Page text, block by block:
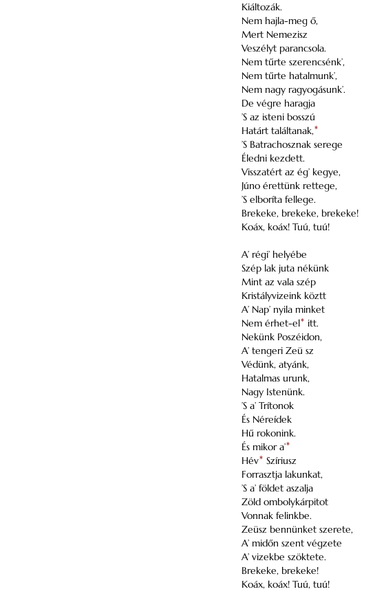
Kiáltozák.
Nem hajla-meg ő,
Mert Nemezisz
Veszélyt parancsola.
Nem tűrte szerencsénk’,
Nem tűrte hatalmunk’,
Nem nagy ragyogásunk’.
De végre haragja
’S az isteni bosszú
Határt találtanak,*
’S Batrachosznak serege
Éledni kezdett.
Visszatért az ég’ kegye,
Júno érettünk rettege,
’S elboríta fellege.
Brekeke, brekeke, brekeke!
Koáx, koáx! Tuú, tuú!
A’ régi’ helyébe
Szép lak juta nékünk
Mint az vala szép
Kristályvizeink köztt
A’ Nap’ nyila minket
Nem érhet-el* itt.
Nekünk Poszéidon,
A’ tengeri Zeü sz
Védünk, atyánk,
Hatalmas urunk,
Nagy Istenünk.
’S a’ Trítonok
És Néreídek
Hű rokonink.
És mikor a’*
Hév* Szíriusz
Forrasztja lakunkat,
’S a’ földet aszalja
Zöld ombolykárpitot
Vonnak felinkbe.
Zeüsz bennünket szerete,
A’ midőn szent végzete
A’ vizekbe szöktete.
Brekeke, brekeke!
Koáx, koáx! Tuú, tuú!